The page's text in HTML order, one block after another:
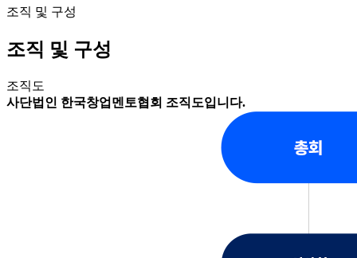
조직 및 구성
조직 및 구성
조직도
사단법인 한국창업멘토협회 조직도입니다.